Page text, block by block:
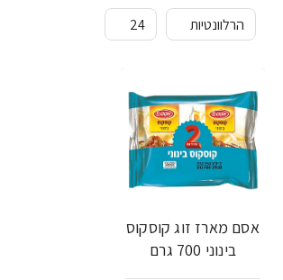
אסם מארז זוג קוסקוס
בינוני 700 גרם